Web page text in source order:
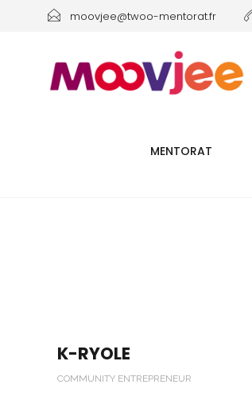
moovjee@twoo-mentorat.fr
MENTORAT
K-RYOLE
COMMUNITY ENTREPRENEUR